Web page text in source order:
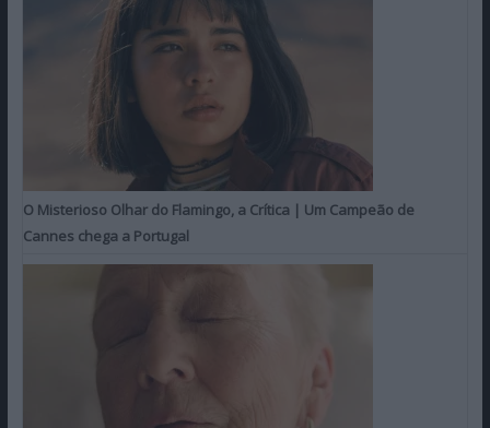
O Misterioso Olhar do Flamingo, a Crítica | Um Campeão de
Cannes chega a Portugal